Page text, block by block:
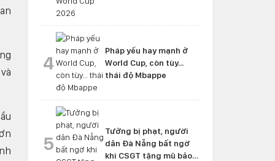
4
Pháp yếu hay mạnh ở
World Cup, còn tùy...
thái độ Mbappe
5
Tưởng bị phạt, người
dân Đà Nẵng bất ngờ
khi CSGT tặng mũ bảo